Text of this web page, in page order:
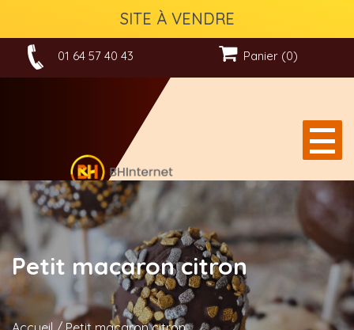
SITE À VENDRE
01 64 57 40 43 Panier (0)
Petit macaron citron